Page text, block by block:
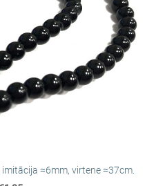
≈6mm, virtene ≈37cm.